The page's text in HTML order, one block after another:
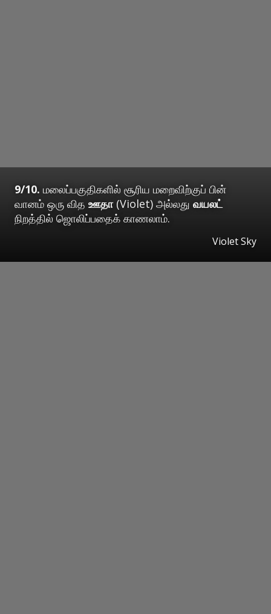
9/10. மலைப்பகுதிகளில் சூரிய மறைவிற்குப் பின்
வானம் ஒரு வித ஊதா(Violet) அல்லது வயலட்
நிறத்தில் ஜொலிப்பதைக் காணலாம்.
Violet Sky